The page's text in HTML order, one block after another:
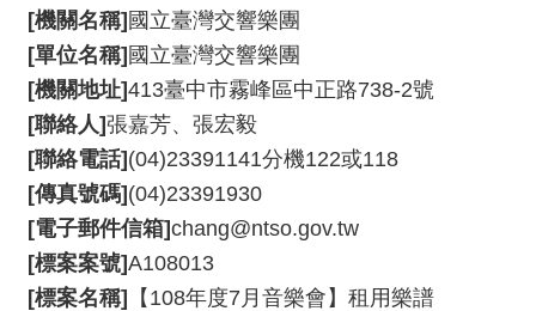
演
奏
廳
園
區
推
廣
[機關名稱]國立臺灣交響樂團
[單位名稱]國立臺灣交響樂團
[機關地址]413臺中市霧峰區中正路738-2號
[聯絡人]張嘉芳、張宏毅
[聯絡電話](04)23391141分機122或118
[傳真號碼](04)23391930
[電子郵件信箱]chang@ntso.gov.tw
[標案案號]A108013
[標案名稱] 【108年度7月音樂會】租用樂譜